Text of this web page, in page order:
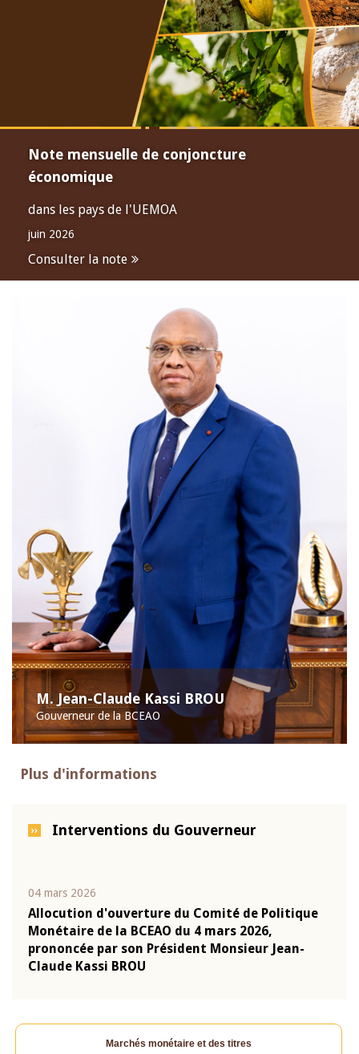
Note mensuelle de conjoncture
économique
dans les pays de l'UEMOA
juin 2026
Consulter la note
M. Jean-Claude Kassi BROU
Gouverneur de la BCEAO
Plus d'informations
Interventions du Gouverneur
04 mars 2026
Allocution d'ouverture du Comité de Politique
Monétaire de la BCEAO du 4 mars 2026,
prononcée par son Président Monsieur Jean-
Claude Kassi BROU
Marchés monétaire et des titres